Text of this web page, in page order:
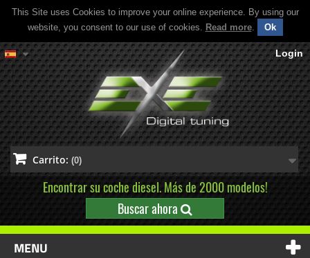
This Site uses Cookies to improve your online experience. By using our
website, you consent to our use of cookies. Read more. Ok
Login
Carrito: (0)
Encontrar su coche diesel. Más de 2000 modelos!
Buscar ahora
MENU